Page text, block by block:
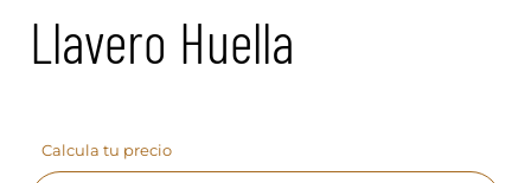
Llavero Huella
Calcula tu precio